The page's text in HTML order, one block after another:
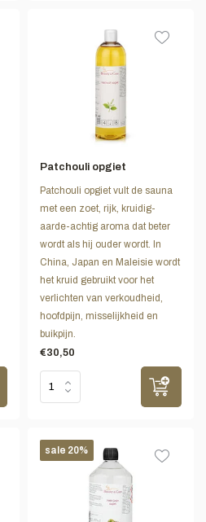
Patchouli opgiet
Patchouli opgiet vult de sauna
met een zoet, rijk, kruidig-
aarde-achtig aroma dat beter
wordt als hij ouder wordt. In
China, Japan en Maleisie wordt
het kruid gebruikt voor het
verlichten van verkoudheid,
hoofdpijn, misselijkheid en
buikpijn.
€30,50
sale 20%